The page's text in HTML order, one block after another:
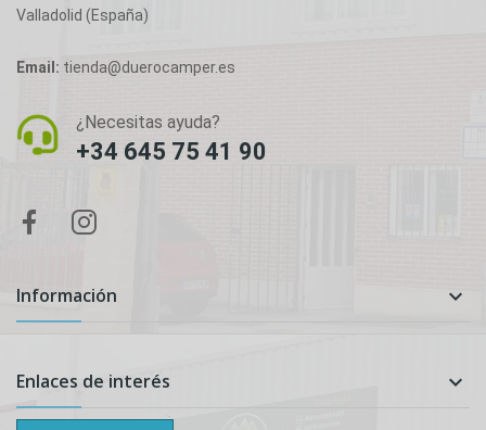
Valladolid (España)
Email: tienda@duerocamper.es
¿Necesitas ayuda?
+34 645 75 41 90
Información 
Enlaces de interés 